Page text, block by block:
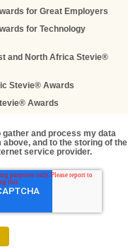
for Great Employers
for Technology
and North Africa Stevie®
Stevie® Awards
Awards
gather and process my data
and to the storing of the
service provider.